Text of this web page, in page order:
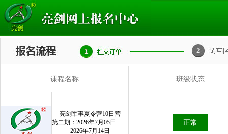
课程名称 班级状态
亮剑军事夏令营10日营
第二期：2026年7月05日——
2026年7月14日
正常